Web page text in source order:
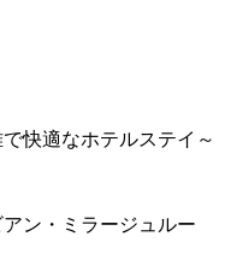
快適なホテルステイ～
ン・ミラージュルー